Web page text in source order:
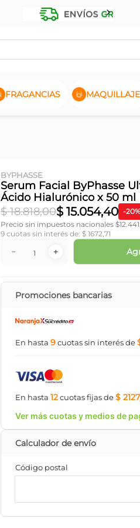
FRAGANCIAS MAQUILLAJE
BYPHASSE
Serum Facial ByPhasse
Ácido Hialurónico x 50 ml
$ 18.818,00$ 15.054,40 -20%
Precio sin impuestos nacionales $
9cuotas sin interés de: $ 1672,71
＋
－
Promociones bancarias
En hasta 9cuotassin interésde
En hasta 12cuotasfijasde$
Ver más cuotas y medios de
Código postal